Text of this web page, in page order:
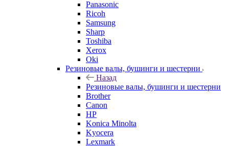
Panasonic
Ricoh
Samsung
Sharp
Toshiba
Xerox
Oki
Резиновые валы, бушинги и шестерни
Назад
Резиновые валы, бушинги и шестерни
Brother
Canon
HP
Konica Minolta
Kyocera
Lexmark